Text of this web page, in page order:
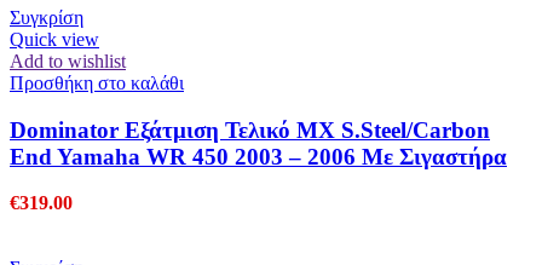
Συγκρίση
Quick view
Add to wishlist
Προσθήκη στο καλάθι
Dominator Εξάτμιση Τελικό MX S.Steel/Carbon
End Yamaha WR 450 2003 – 2006 Με Σιγαστήρα
€319.00